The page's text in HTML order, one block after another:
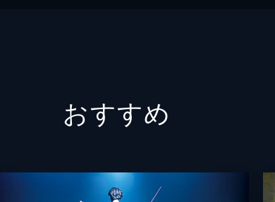
パス
おすすめ